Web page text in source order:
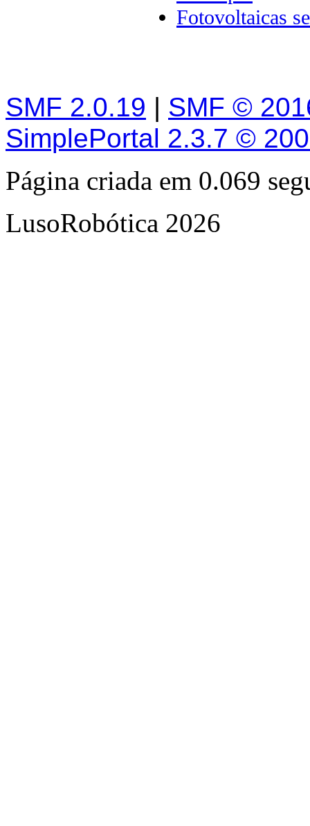
Fotovoltaicas
SMF 2.0.19 | SMF ©
SimplePortal 2.3.7 ©
Página criada em 0.069
LusoRobótica 2026